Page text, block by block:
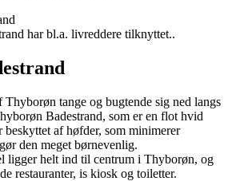
har bl.a. livreddere tilknyttet..
Thyborøn tange og bugtende sig ned langs
Badestrand, som er en flot hvid
beskyttet af høfder, som minimerer
den meget børnevenlig.
ligger helt ind til centrum i Thyborøn, og
restauranter, is kiosk og toiletter.